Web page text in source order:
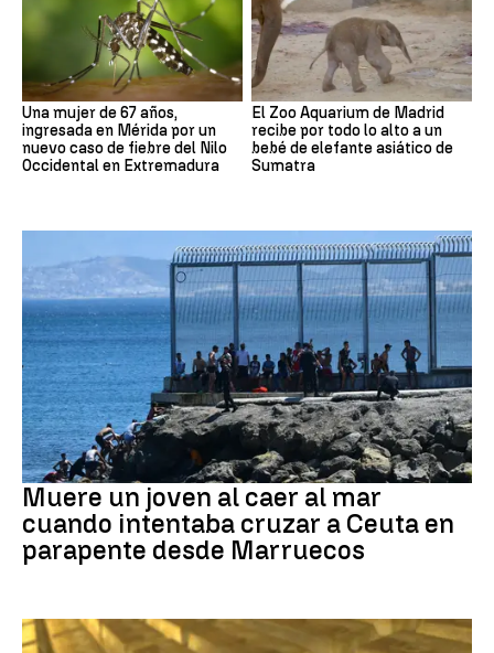
Una mujer de 67 años,
ingresada en Mérida por un
nuevo caso de fiebre del Nilo
Occidental en Extremadura
El Zoo Aquarium de Madrid
recibe por todo lo alto a un
bebé de elefante asiático de
Sumatra
Ceuta
Muere un joven al caer al mar
cuando intentaba cruzar a Ceuta en
parapente desde Marruecos